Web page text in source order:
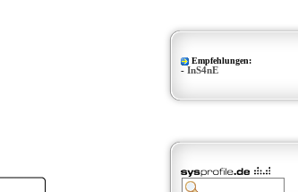
Empfehlungen:
- InS4nE